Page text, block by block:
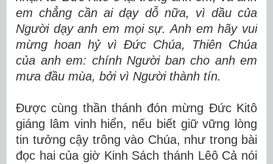
em chẳng cần ai dạy dỗ nữa, vì dầu của
Người dạy anh em mọi sự. Anh em hãy vui
mừng hoan hỷ vì Đức Chúa, Thiên Chúa
của anh em: chính Người ban cho anh em
mưa đầu mùa, bởi vì Người thành tín.
Được cùng thần thánh đón mừng Đức Kitô
giáng lâm vinh hiển, nếu biết giữ vững lòng
tin tưởng cậy trông vào Chúa, như trong bài
đọc hai của giờ Kinh Sách thánh Lêô Cả nói